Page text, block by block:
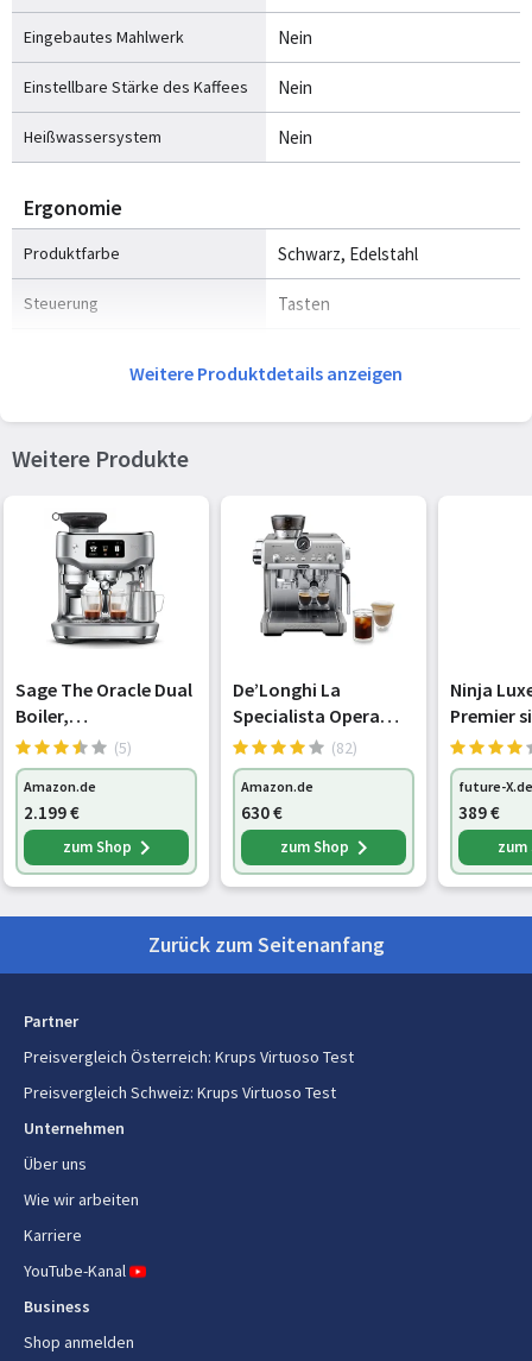
Eingebautes Mahlwerk Nein
Einstellbare Stärke des Kaffees Nein
Heißwassersystem Nein
Ergonomie
Produktfarbe Schwarz, Edelstahl
Steuerung Tasten
Abnehmbarer Tropfschale
Verpackungsdaten
Verpackungsbreite 350 mm
Verpackungstiefe 196 mm
Paketgewicht 5,14 kg
Kochfunktionen und -programme
Multi-Getränke Ja
Kaffeezubereitung Ja
Espressozubereitung Ja
Energie
Automatische Abschaltung Ja
(max.)
Weitere Produktdetails anzeigen
Weitere Produkte
Sage The Oracle Dual
Boiler,
Kaffeemaschine mit
Manuellem, Edelstahl
(5)
Amazon.de
2.199€
zum Shop
De’Longhi La
Specialista Opera
EC9555.M Espresso
Siebträgermaschine
mit Cold Brew und
Espresso Cool,
professioneller
Milchaufschäumer,
Mahltechnologie, i
(82)
Amazon.de
630€
zum Shop
Ninja
Premier
(ES601EU)
future-X.de
389€
Zurück zum Seitenanfang
Partner
Preisvergleich Österreich: Krups Virtuoso Test
Preisvergleich Schweiz: Krups Virtuoso Test
Unternehmen
Über uns
Wie wir arbeiten
Karriere
YouTube-Kanal
Business
Shop anmelden